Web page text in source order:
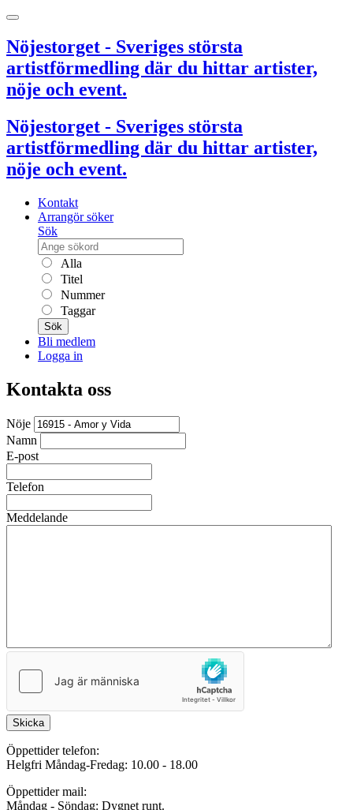
Nöjestorget - Sveriges största
artistförmedling där du hittar artister,
nöje och event.
Nöjestorget - Sveriges största
artistförmedling där du hittar artister,
nöje och event.
Kontakt
Arrangör söker
Sök
Alla
Titel
Nummer
Taggar
Sök
Bli medlem
Logga in
Kontakta oss
Nöje
Namn
E-post
Telefon
Meddelande
Skicka
Öppettider telefon:
Helgfri Måndag-Fredag: 10.00 - 18.00
Öppettider mail:
Måndag - Söndag: Dygnet runt.